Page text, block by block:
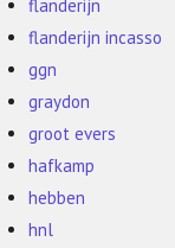
flanderijn
flanderijn incasso
ggn
graydon
groot evers
hafkamp
hebben
hnl